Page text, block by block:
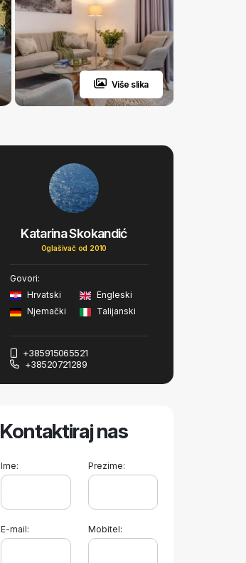
Više slika
Katarina Skokandić
Oglašivač od 2010
Govori:
Hrvatski
Engleski
Njemački
Talijanski
+385915065521
+38520721289
Kontaktiraj nas
Ime: Prezime:
E-mail: Mobitel: